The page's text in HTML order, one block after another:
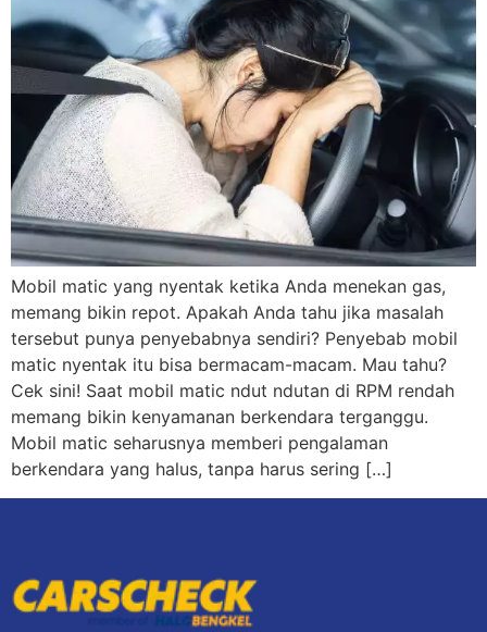
Mobil matic yang nyentak ketika Anda menekan gas,
memang bikin repot. Apakah Anda tahu jika masalah
tersebut punya penyebabnya sendiri? Penyebab mobil
matic nyentak itu bisa bermacam-macam. Mau tahu?
Cek sini! Saat mobil matic ndut ndutan di RPM rendah
memang bikin kenyamanan berkendara terganggu.
Mobil matic seharusnya memberi pengalaman
berkendara yang halus, tanpa harus sering […]